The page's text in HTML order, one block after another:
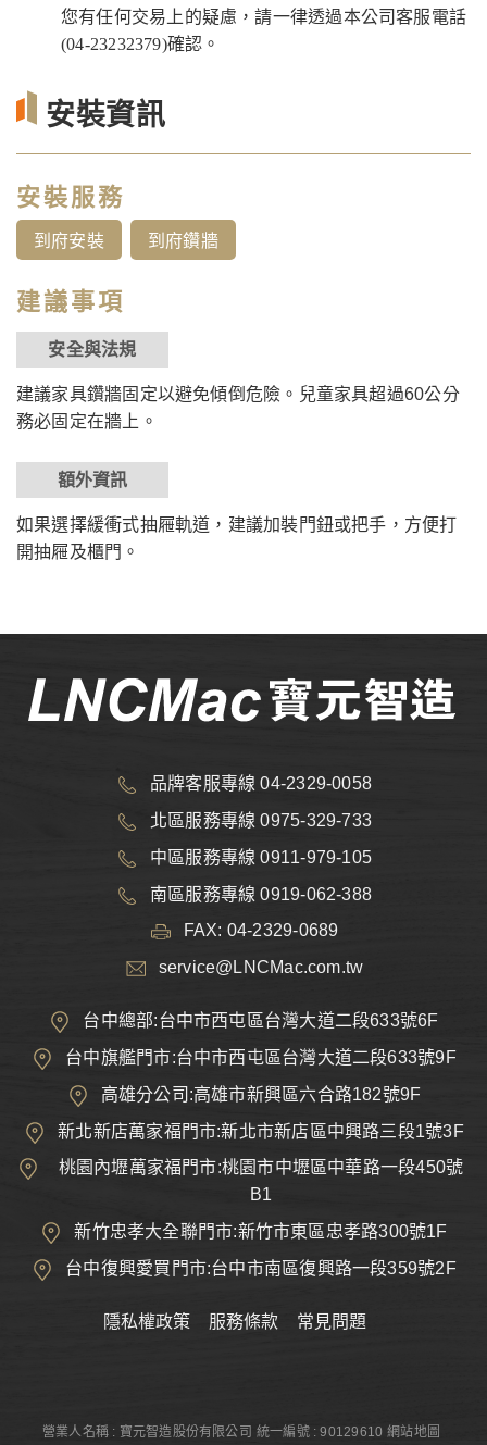
您有任何交易上的疑慮，請一律透過本公司客服電話
(04-23232379)確認。
安裝資訊
安裝服務
到府安裝 到府鑽牆
建議事項
安全與法規
建議家具鑽牆固定以避免傾倒危險。兒童家具超過60公分
務必固定在牆上。
額外資訊
如果選擇緩衝式抽屜軌道，建議加裝門鈕或把手，方便打
開抽屜及櫃門。
品牌客服專線 04-2329-0058
北區服務專線 0975-329-733
中區服務專線 0911-979-105
南區服務專線 0919-062-388
FAX: 04-2329-0689
service@LNCMac.com.tw
台中總部:台中市西屯區台灣大道二段633號6F
台中旗艦門市:台中市西屯區台灣大道二段633號9F
高雄分公司:高雄市新興區六合路182號9F
新北新店萬家福門市:新北市新店區中興路三段1號3F
桃園內壢萬家福門市:桃園市中壢區中華路一段450號
B1
新竹忠孝大全聯門市:新竹市東區忠孝路300號1F
台中復興愛買門市:台中市南區復興路一段359號2F
隱私權政策 服務條款 常見問題
營業人名稱 : 寶元智造股份有限公司 統一編號 : 90129610 網站地圖